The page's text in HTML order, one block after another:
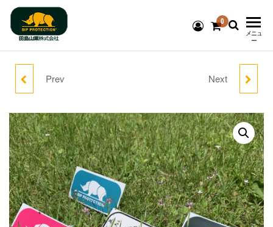
Protection®
国内代理店
⁂ 田島山業
株式会社
0
メニュ
ー
【女性用】キャノピー
ー防護ズボン
Prev キャノピー AIR-GO チェ
Next